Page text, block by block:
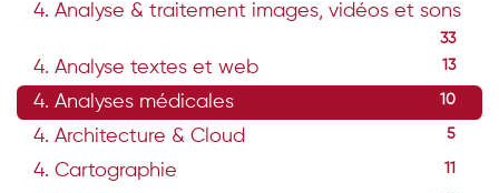
4. Analyse & traitement images, vidéos et sons
33
4. Analyse textes et web 13
4. Analyses médicales 10
4. Architecture & Cloud 5
4. Cartographie